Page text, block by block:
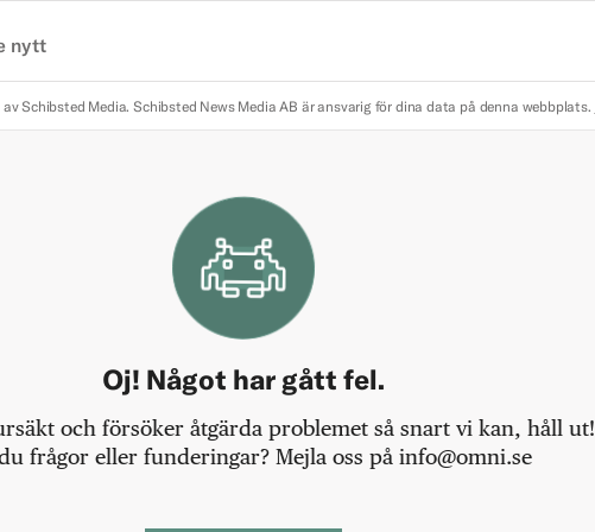
nytt
av Schibsted Media. Schibsted News Media AB är ansvarig för dina data på denna webbplats.
Oj! Något har gått fel.
och försöker åtgärda problemet så snart vi kan, håll ut!
frågor eller funderingar? Mejla oss på info@omni.se